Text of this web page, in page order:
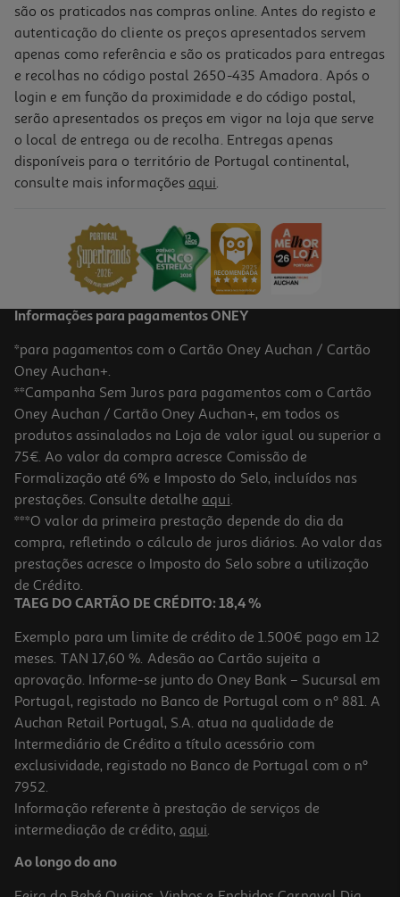
são os praticados nas compras online. Antes do registo e
autenticação do cliente os preços apresentados servem
apenas como referência e são os praticados para entregas
e recolhas no código postal 2650-435 Amadora. Após o
login e em função da proximidade e do código postal,
serão apresentados os preços em vigor na loja que serve
o local de entrega ou de recolha. Entregas apenas
disponíveis para o território de Portugal continental,
consulte mais informações aqui.
Informações para pagamentos ONEY
*para pagamentos com o Cartão Oney Auchan / Cartão
Oney Auchan+.
**Campanha Sem Juros para pagamentos com o Cartão
Oney Auchan / Cartão Oney Auchan+, em todos os
produtos assinalados na Loja de valor igual ou superior a
75€. Ao valor da compra acresce Comissão de
Formalização até 6% e Imposto do Selo, incluídos nas
prestações. Consulte detalhe aqui.
***O valor da primeira prestação depende do dia da
compra, refletindo o cálculo de juros diários. Ao valor das
prestações acresce o Imposto do Selo sobre a utilização
de Crédito.
TAEG DO CARTÃO DE CRÉDITO: 18,4 %
Exemplo para um limite de crédito de 1.500€ pago em 12
meses. TAN 17,60 %. Adesão ao Cartão sujeita a
aprovação. Informe-se junto do Oney Bank – Sucursal em
Portugal, registado no Banco de Portugal com o nº 881. A
Auchan Retail Portugal, S.A. atua na qualidade de
Intermediário de Crédito a título acessório com
exclusividade, registado no Banco de Portugal com o nº
7952.
Informação referente à prestação de serviços de
intermediação de crédito, aqui.
Ao longo do ano